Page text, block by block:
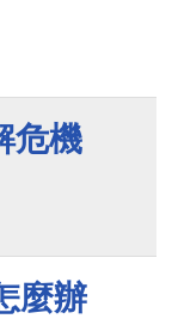
危機
麼辦